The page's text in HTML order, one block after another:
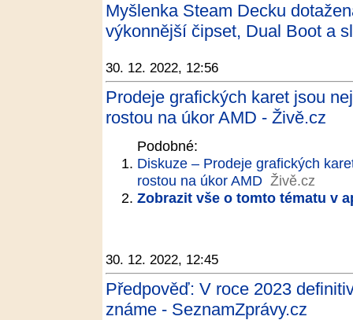
Myšlenka Steam Decku
výkonnější čipset, Dual Boot a
30. 12. 2022, 12:56
Prodeje grafických karet jsou
rostou na úkor AMD - Živě.cz
Podobné:
Diskuze – Prodeje grafických
rostou na úkor AMD Živě.cz
Zobrazit vše o tomto tématu v
30. 12. 2022, 12:45
Předpověď: V roce 2023
známe - SeznamZprávy.cz